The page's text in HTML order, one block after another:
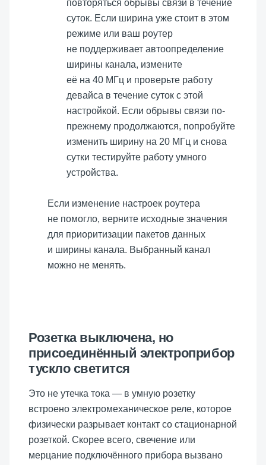
повторяться обрывы связи в течение
суток. Если ширина уже стоит в этом
режиме или ваш роутер
не поддерживает автоопределение
ширины канала, измените
её на 40 МГц и проверьте работу
девайса в течение суток с этой
настройкой. Если обрывы связи по-
прежнему продолжаются, попробуйте
изменить ширину на 20 МГц и снова
сутки тестируйте работу умного
устройства.
Если изменение настроек роутера
не помогло, верните исходные значения
для приоритизации пакетов данных
и ширины канала. Выбранный канал
можно не менять.
Розетка выключена, но
присоединённый электроприбор
тускло светится
Это не утечка тока — в умную розетку
встроено электромеханическое реле, которое
физически разрывает контакт со стационарной
розеткой. Скорее всего, свечение или
мерцание подключённого прибора вызвано